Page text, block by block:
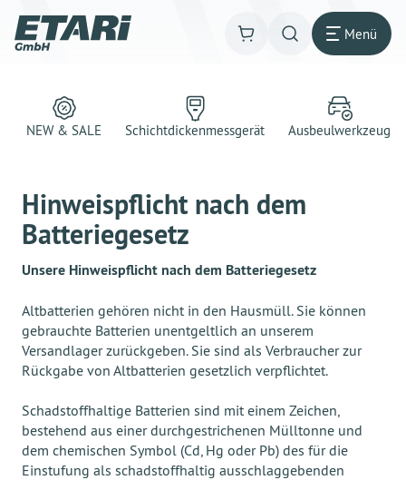
Menü
NEW & SALE Schichtdickenmessgerät Ausbeulwerkzeug
Hinweispflicht nach dem
Batteriegesetz
Unsere Hinweispflicht nach dem Batteriegesetz
Altbatterien gehören nicht in den Hausmüll. Sie können
gebrauchte Batterien unentgeltlich an unserem
Versandlager zurückgeben. Sie sind als Verbraucher zur
Rückgabe von Altbatterien gesetzlich verpflichtet.
Schadstoffhaltige Batterien sind mit einem Zeichen,
bestehend aus einer durchgestrichenen Mülltonne und
dem chemischen Symbol (Cd, Hg oder Pb) des für die
Einstufung als schadstoffhaltig ausschlaggebenden